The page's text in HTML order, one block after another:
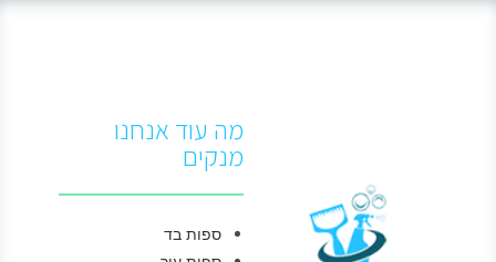
מה עוד אנחנו
מנקים
ספות בד